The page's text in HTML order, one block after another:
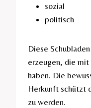
sozial
politisch
Diese
erzeugen, die
haben. Die
Herkunft schützt
zu werden.